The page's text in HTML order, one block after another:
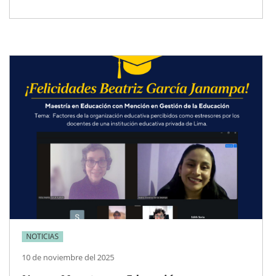
NOTICIAS
10 de noviembre del 2025